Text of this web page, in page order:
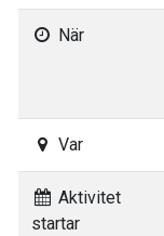
När
Var
Aktivitet
startar